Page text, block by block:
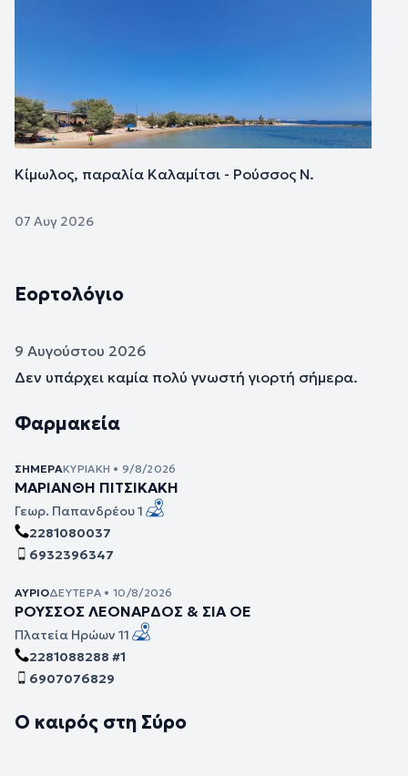
Κίμωλος, παραλία Καλαμίτσι - Ρούσσος Ν.
07 Αυγ 2026
Εορτολόγιο
9 Αυγούστου 2026
Δεν υπάρχει καμία πολύ γνωστή γιορτή σήμερα.
Φαρμακεία
ΣΉΜΕΡΑΚΥΡΙΑΚΉ • 9/8/2026
ΜΑΡΙΑΝΘΗ ΠΙΤΣΙΚΑΚΗ
Γεωρ. Παπανδρέου 1
2281080037
6932396347
ΑΎΡΙΟΔΕΥΤΈΡΑ • 10/8/2026
ΡΟΥΣΣΟΣ ΛΕΟΝΑΡΔΟΣ & ΣΙΑ ΟΕ
Πλατεία Ηρώων 11
2281088288 #1
6907076829
Ο καιρός στη Σύρο